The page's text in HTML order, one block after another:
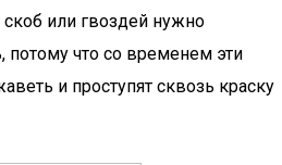
или гвоздей нужно
потому что со временем эти
и проступят сквозь краску